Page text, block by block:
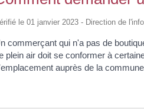
le 01 janvier 2023 - Direction de
commerçant qui n'a pas de
plein air doit se conformer à
auprès de la